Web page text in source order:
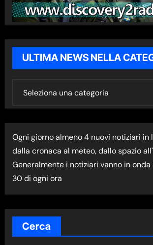
ULTIMA NEWS NELLA
M
A
N
E
W
S
E
Ogni giorno almeno 4 nuovi notiziari in
dalla cronaca al meteo, dallo spazio
Generalmente i notiziari vanno in
30 di ogni ora
Cerca